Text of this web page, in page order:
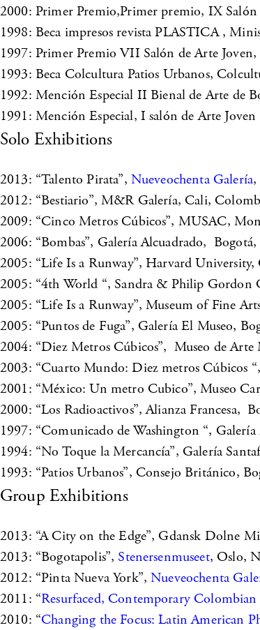
2000: Primer Premio,Primer premio, IX
1998: Beca impresos revista PLASTICA ,
1997: Primer Premio VII Salón de Arte
1993: Beca Colcultura Patios Urbanos,
1992: Mención Especial II Bienal de Arte de
1991: Mención Especial, I salón de Arte
Solo Exhibitions
2013: “Talento Pirata”, Nueveochenta Galería
2012: “Bestiario”, M&R Galería, Cali,
2009: “Cinco Metros Cúbicos”, MUSAC,
2006: “Bombas”, Galería Alcuadrado,
2005: “Life Is a Runway”, Harvard
2005: “4th World “, Sandra & Philip Gordon
2005: “Life Is a Runway”, Museum of Fine
2005: “Puntos de Fuga”, Galería El Museo,
2004: “Diez Metros Cúbicos”, Museo de
2003: “Cuarto Mundo: Diez metros Cúbicos
2001: “México: Un metro Cubico”, Museo
2000: “Los Radioactivos”, Alianza Francesa,
1997: “Comunicado de Washington “,
1994: “No Toque la Mercancía”, Galería
1993: “Patios Urbanos”, Consejo Británico,
Group Exhibitions
2013: “A City on the Edge”, Gdansk Dolne
2013: “Bogotapolis”,Stenersenmuseet, Oslo,
2012: “Pinta Nueva York”, Nueveochenta
2011: “Resurfaced, Contemporary
2010: “Changing the Focus: Latin American